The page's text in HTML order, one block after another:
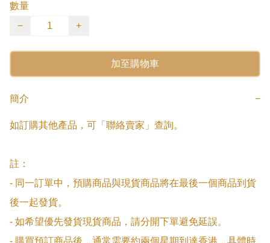
數量
−
+
加至購物車
簡介 −
如訂購其他產品，可「聯絡賣家」查詢。
註：
- 同一訂單中，預購商品與現貨商品將在最後一個商品到貨
後一起發貨。
- 如希望優先發貨現貨商品，請分開下單避免延誤。